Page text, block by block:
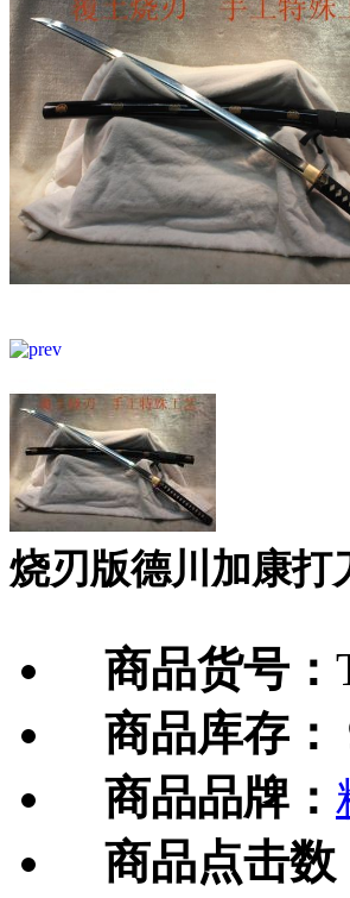
烧刃版德川加康打
商品货号：
商品库存：
商品品牌：
商品点击数